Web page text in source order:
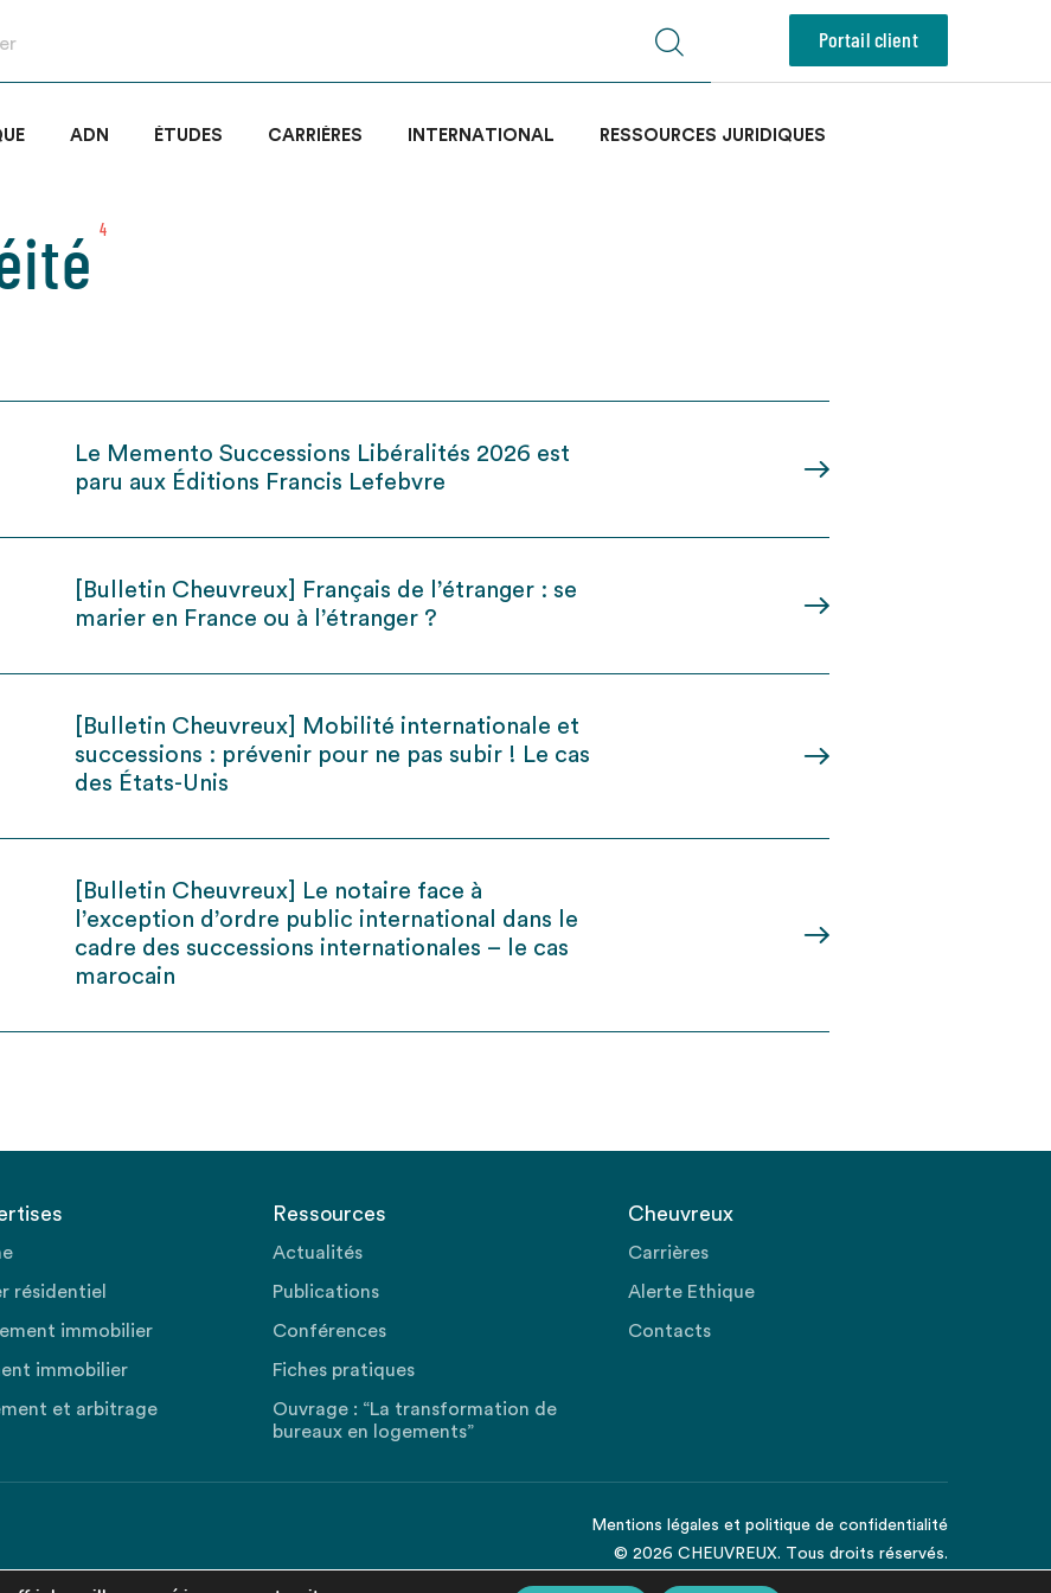
Portail client
ADN ÉTUDES CARRIÈRES INTERNATIONAL RESSOURCES JURIDIQUES
4
Le Memento Successions Libéralités 2026 est
paru aux Éditions Francis Lefebvre
[Bulletin Cheuvreux] Français de l’étranger : se
marier en France ou à l’étranger ?
[Bulletin Cheuvreux] Mobilité internationale et
successions : prévenir pour ne pas subir ! Le cas
des États-Unis
[Bulletin Cheuvreux] Le notaire face à
l’exception d’ordre public international dans le
cadre des successions internationales – le cas
marocain
résidentiel
immobilier
immobilier
et arbitrage
Ressources
Actualités
Publications
Conférences
Fiches pratiques
Ouvrage : “La transformation de
bureaux en logements”
Cheuvreux
Carrières
Alerte Ethique
Contacts
Mentions légales et politique de confidentialité
© 2026 CHEUVREUX. Tous droits réservés.